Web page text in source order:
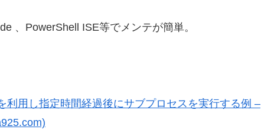
、PowerShell ISE等でメンテが簡単。
利用し指定時間経過後にサブプロセスを実行する例 –